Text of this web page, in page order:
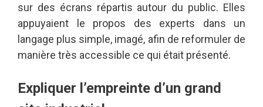
sur des écrans répartis autour du public. Elles
appuyaient le propos des experts dans un
langage plus simple, imagé, afin de reformuler de
manière très accessible ce qui était présenté.
Expliquer l’empreinte d’un grand